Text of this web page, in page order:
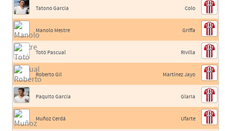
Tatono García
Manolo Mestre
Totó Pascual
Roberto Gil
Paquito García
Muñoz Cerdá
Colo
Griffa
Rivilla
Martínez Jayo
Glaria
Ufarte